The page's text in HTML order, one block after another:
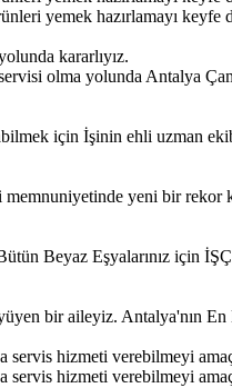
yemek hazırlamayı
kararlıyız.
olma yolunda Antalya
için İşinin ehli uzman
yeni bir rekor
Beyaz Eşyalarınız için
bir aileyiz. Antalya'nın
servis hizmeti verebilmeyi
servis hizmeti verebilmeyi